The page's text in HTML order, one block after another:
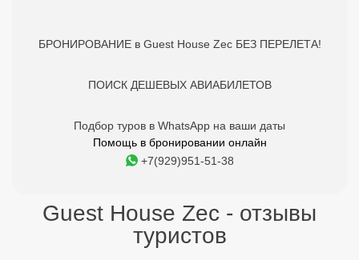
БРОНИРОВАНИЕ в Guest House Zec БЕЗ ПЕРЕЛЕТА!
ПОИСК ДЕШЕВЫХ АВИАБИЛЕТОВ
Подбор туров в WhatsApp на ваши даты
Помощь в бронировании онлайн
+7(929)951-51-38
Guest House Zec - отзывы
туристов